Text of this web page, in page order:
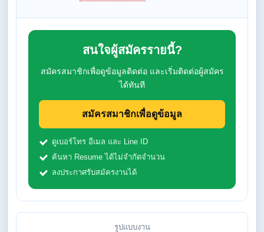
สนใจผู้สมัครรายนี้?
สมัครสมาชิกเพื่อดูข้อมูลติดต่อ และเริ่มติดต่อผู้สมัคร
ได้ทันที
สมัครสมาชิกเพื่อดูข้อมูล
ดูเบอร์โทร อีเมล และ Line ID
ค้นหา Resume ได้ไม่จำกัดจำนวน
ลงประกาศรับสมัครงานได้
รูปแบบงาน